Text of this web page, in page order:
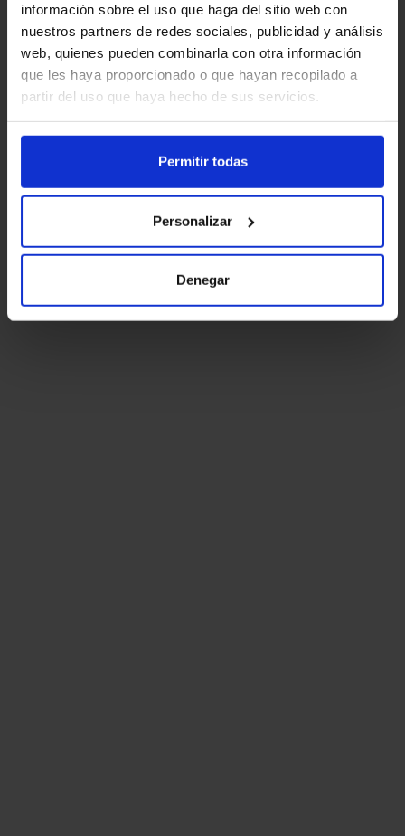
información sobre el uso que haga del sitio web con
nuestros partners de redes sociales, publicidad y análisis
web, quienes pueden combinarla con otra información
que les haya proporcionado o que hayan recopilado a
partir del uso que haya hecho de sus servicios.
Permitir todas
Personalizar
Denegar